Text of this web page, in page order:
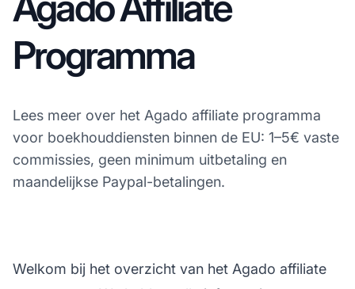
Programma
Lees meer over het Agado affiliate programma
voor boekhouddiensten binnen de EU: 1–5€ vaste
commissies, geen minimum uitbetaling en
maandelijkse Paypal-betalingen.
Welkom bij het overzicht van het Agado affiliate